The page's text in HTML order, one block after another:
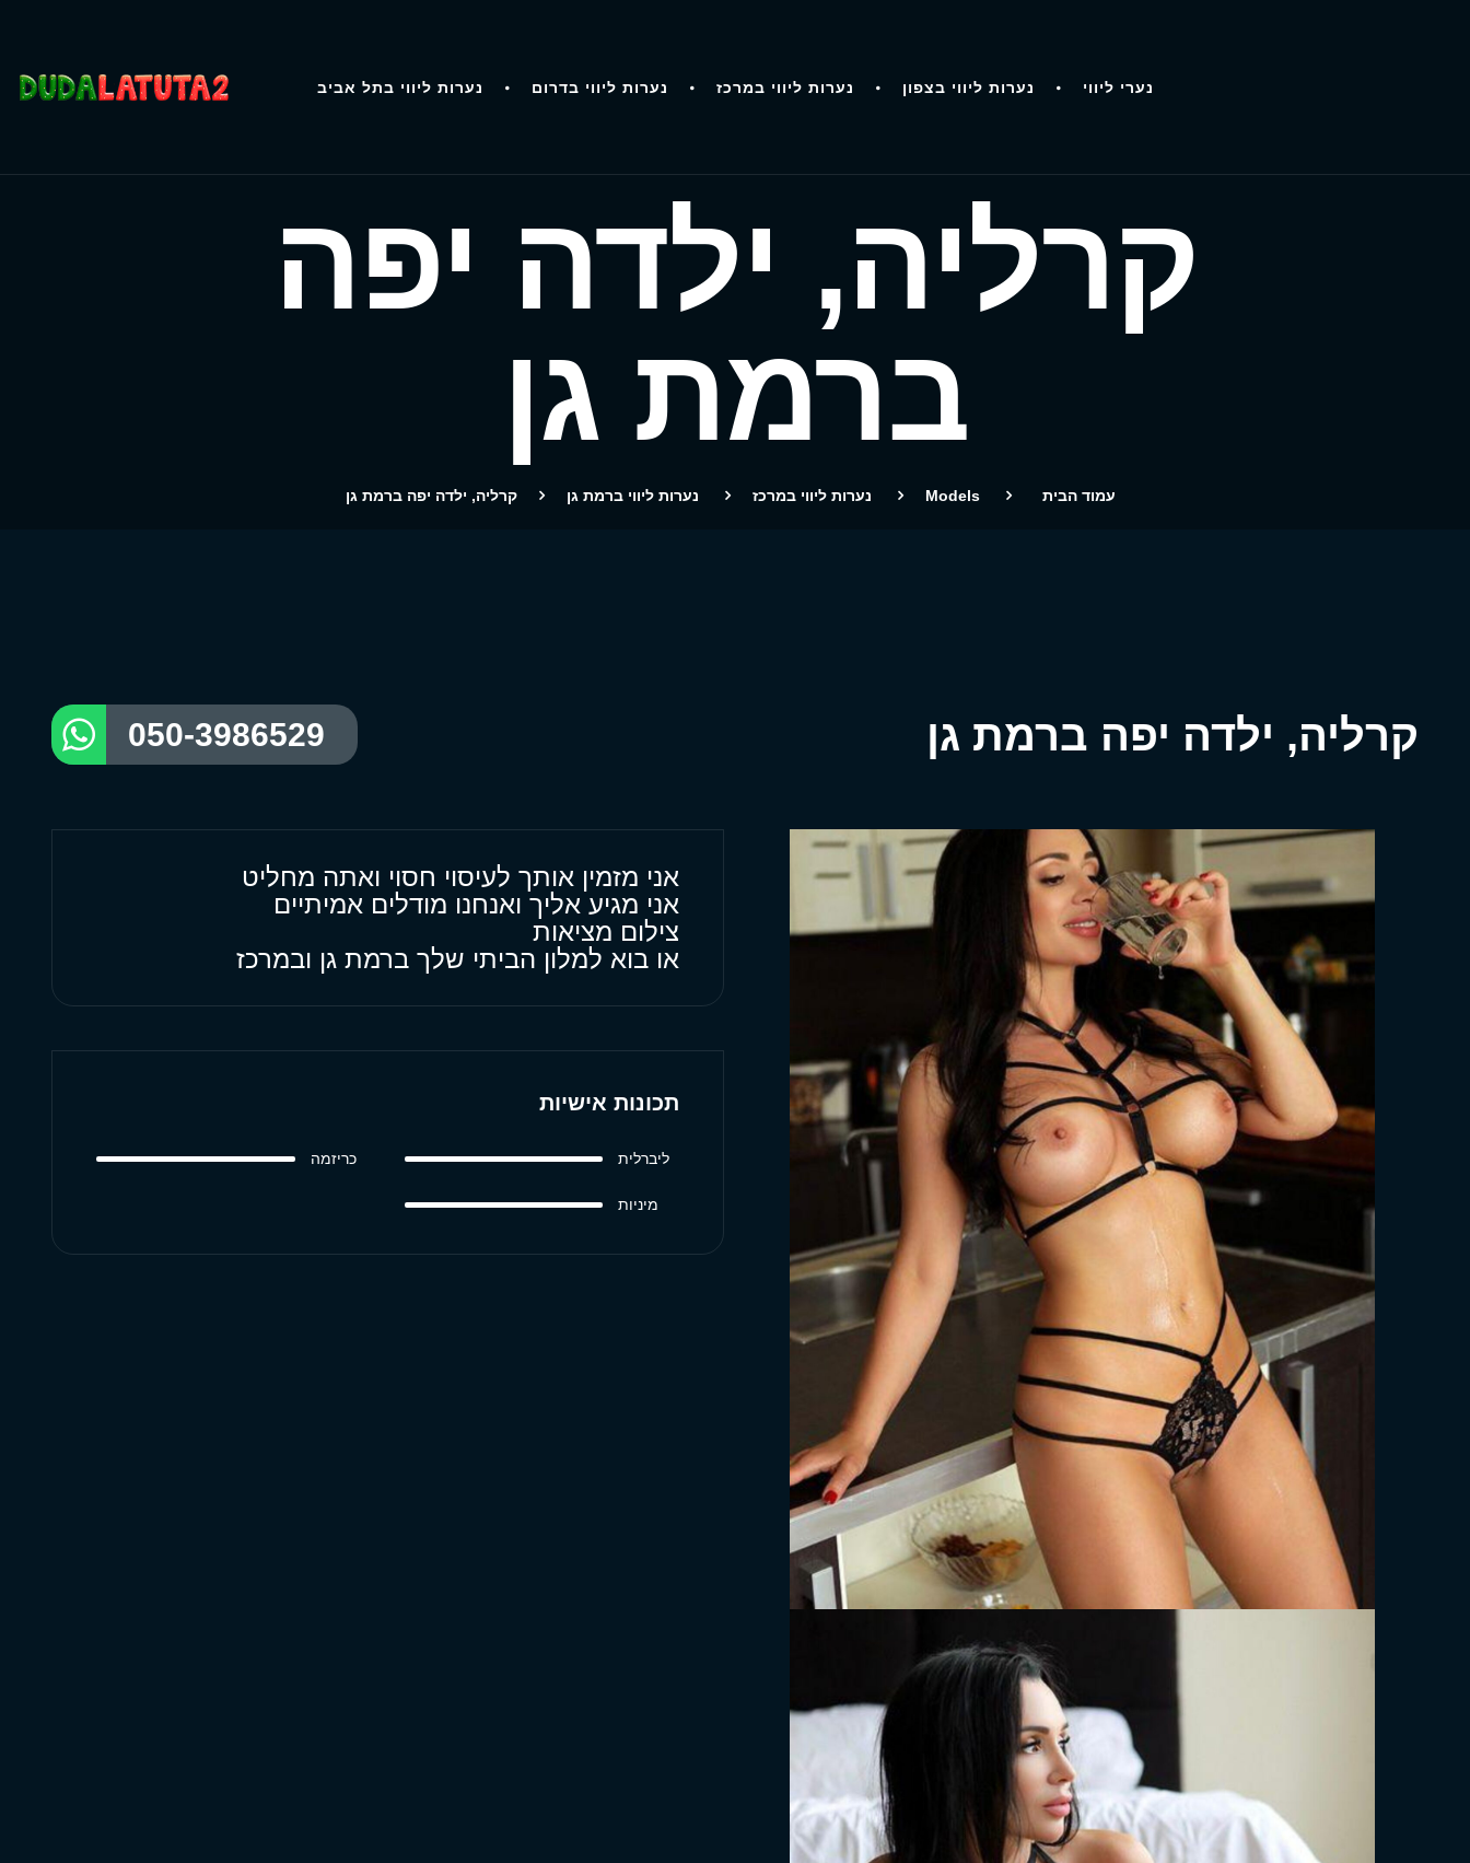
נערות ליווי בתל אביב נערות ליווי בדרום נערות ליווי במרכז נערות ליווי בצפון נערי ליווי
קרליה, ילדה יפה
ברמת גן
עמוד הבית Models נערות ליווי במרכז נערות ליווי ברמת גן קרליה, ילדה יפה ברמת גן
קרליה, ילדה יפה ברמת גן 050-3986529
אני מזמין אותך לעיסוי חסוי ואתה מחליט
אני מגיע אליך ואנחנו מודלים אמיתיים
צילום מציאות
או בוא למלון הביתי שלך ברמת גן ובמרכז
תכונות אישיות
ליברלית כריזמה
מיניות